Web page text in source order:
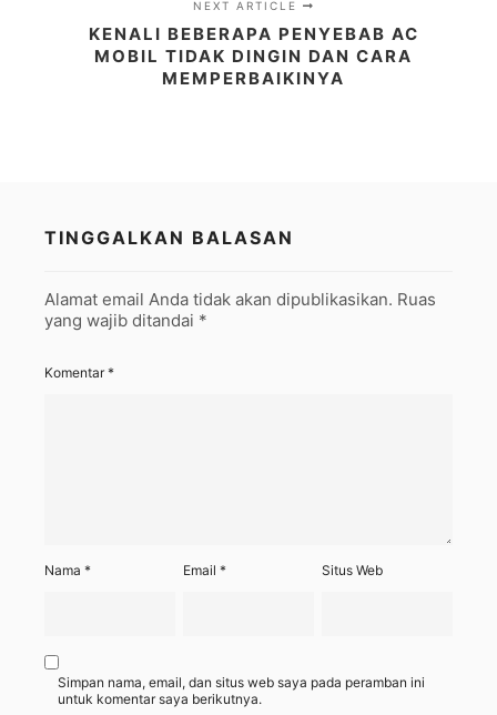
NEXT ARTICLE
KENALI BEBERAPA PENYEBAB AC
MOBIL TIDAK DINGIN DAN CARA
MEMPERBAIKINYA
TINGGALKAN BALASAN
Alamat email Anda tidak akan dipublikasikan. Ruas
yang wajib ditandai *
Komentar*
Nama * Email* Situs Web
Simpan nama, email, dan situs web saya pada peramban ini
untuk komentar saya berikutnya.